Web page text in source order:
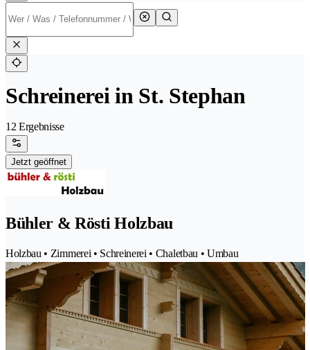
Schreinerei in St. Stephan
12 Ergebnisse
Jetzt geöffnet
Bühler & Rösti Holzbau
Holzbau • Zimmerei • Schreinerei • Chaletbau • Umbau